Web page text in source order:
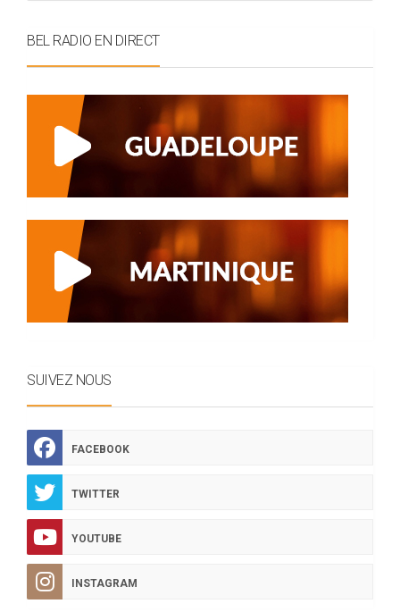
BEL RADIO EN DIRECT
SUIVEZ NOUS
FACEBOOK
TWITTER
YOUTUBE
INSTAGRAM